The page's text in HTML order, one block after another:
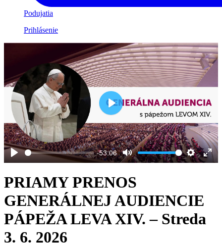
Podujatia
Prihlásenie
Play
-53:06
Mute Settings
Play
PRIAMY PRENOS
GENERÁLNEJ AUDIENCIE
PÁPEŽA LEVA XIV. – Streda
3. 6. 2026